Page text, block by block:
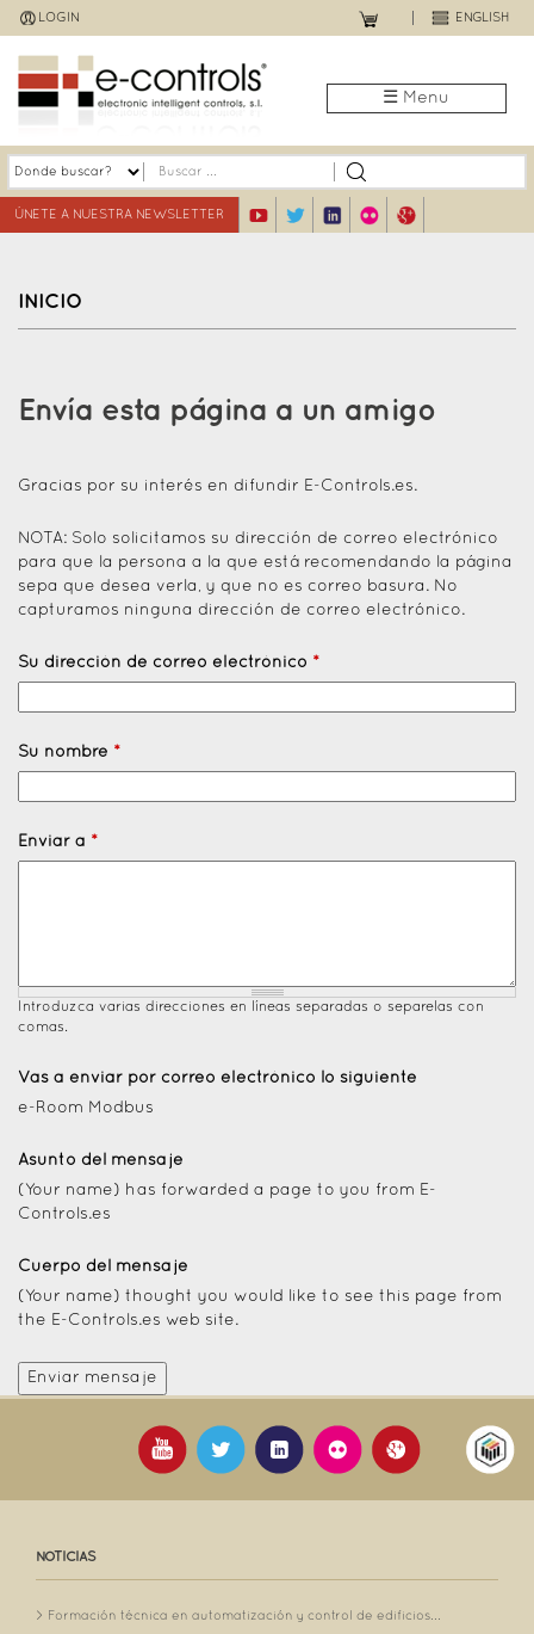
Jump
to
navigation
LOGIN ENGLISH
☰ Menu
ÚNETE A NUESTRA NEWSLETTER
INICIO
top
Envía esta página a un amigo
Gracias por su interés en difundir E-Controls.es.
NOTA: Solo solicitamos su dirección de correo electrónico
para que la persona a la que está recomendando la página
sepa que desea verla, y que no es correo basura. No
capturamos ninguna dirección de correo electrónico.
Su dirección de correo electrónico *
Su nombre *
Enviar a *
Introduzca varias direcciones en líneas separadas o separelas con
comas.
Vas a enviar por correo electrónico lo siguiente
e-Room Modbus
Asunto del mensaje
(Your name) has forwarded a page to you from E-
Controls.es
Cuerpo del mensaje
(Your name) thought you would like to see this page from
the E-Controls.es web site.
NOTICIAS
Formación técnica en automatización y control de edificios...